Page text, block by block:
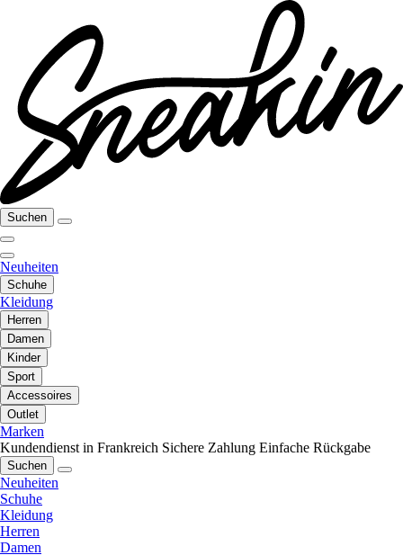
Suchen
Neuheiten
Schuhe
Kleidung
Herren
Damen
Kinder
Sport
Accessoires
Outlet
Marken
Kundendienst in Frankreich Sichere Zahlung Einfache Rückgabe
Suchen
Neuheiten
Schuhe
Kleidung
Herren
Damen